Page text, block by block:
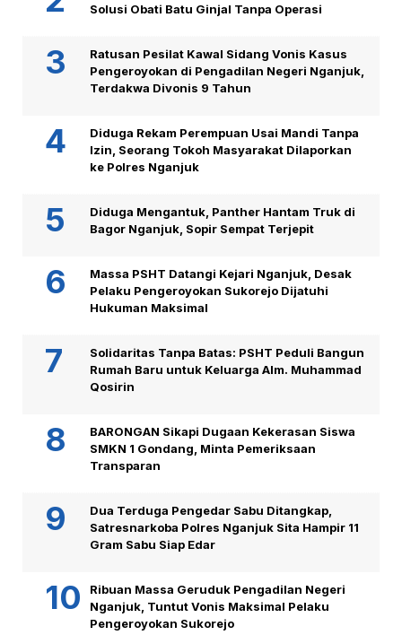
Solusi Obati Batu Ginjal Tanpa Operasi
Ratusan Pesilat Kawal Sidang Vonis Kasus
Pengeroyokan di Pengadilan Negeri Nganjuk,
Terdakwa Divonis 9 Tahun
Diduga Rekam Perempuan Usai Mandi Tanpa
Izin, Seorang Tokoh Masyarakat Dilaporkan
ke Polres Nganjuk
Diduga Mengantuk, Panther Hantam Truk di
Bagor Nganjuk, Sopir Sempat Terjepit
Massa PSHT Datangi Kejari Nganjuk, Desak
Pelaku Pengeroyokan Sukorejo Dijatuhi
Hukuman Maksimal
Solidaritas Tanpa Batas: PSHT Peduli Bangun
Rumah Baru untuk Keluarga Alm. Muhammad
Qosirin
BARONGAN Sikapi Dugaan Kekerasan Siswa
SMKN 1 Gondang, Minta Pemeriksaan
Transparan
Dua Terduga Pengedar Sabu Ditangkap,
Satresnarkoba Polres Nganjuk Sita Hampir 11
Gram Sabu Siap Edar
Ribuan Massa Geruduk Pengadilan Negeri
Nganjuk, Tuntut Vonis Maksimal Pelaku
Pengeroyokan Sukorejo